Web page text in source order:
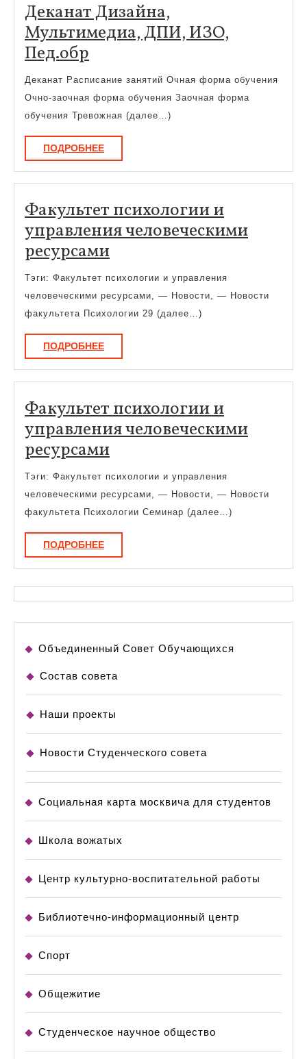
Деканат Дизайна,
Мультимедиа, ДПИ, ИЗО,
Пед.обрДеканат
Дизайна,
Мультимедиа,
ДПИ,
ИЗО,
Пед.обр
Деканат Расписание занятий Очная форма обучения
Очно-заочная форма обучения Заочная форма
обучения Тревожная (далее…)
ПОДРОБНЕЕПОДРОБНЕЕ
Факультет психологии и
управления человеческими
ресурсамиФакультет
психологии
и
управления
человеческими
ресурсами
Тэги: Факультет психологии и управления
человеческими ресурсами, — Новости, — Новости
факультета Психологии 29 (далее…)
ПОДРОБНЕЕПОДРОБНЕЕ
Факультет психологии и
управления человеческими
ресурсами
психологии
и
управления
человеческими
ресурсами
Тэги: Факультет психологии и управления
человеческими ресурсами, — Новости, — Новости
факультета Психологии Семинар (далее…)
ПОДРОБНЕЕПОДРОБНЕЕ
Объединенный Совет Обучающихся
Состав совета
Наши проекты
Новости Студенческого совета
Социальная карта москвича для студентов
Школа вожатых
Центр культурно-воспитательной работы
Библиотечно-информационный центр
Спорт
Общежитие
Студенческое научное общество